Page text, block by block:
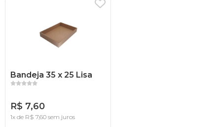
Bandeja 35 x 25 Lisa
R$ 7,60
1x de R$ 7,60 sem juros